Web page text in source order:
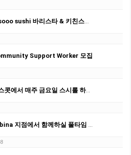
바리스타 & 키친스탭 구인합니다.
Support Worker 모집
매주 금요일 스시롤 하실분 1명 구합니다. 36불
에서 함께하실 풀타임 직원 구인합니다.